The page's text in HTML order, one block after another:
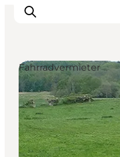
Inspiration
Regionen
Erlebnisse
Unterkünfte
Fahrradvermieter